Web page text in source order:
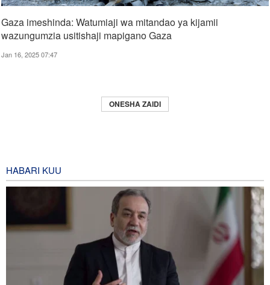
Gaza imeshinda: Watumiaji wa mitandao ya kijamii
wazungumzia usitishaji mapigano Gaza
Jan 16, 2025 07:47
ONESHA ZAIDI
HABARI KUU